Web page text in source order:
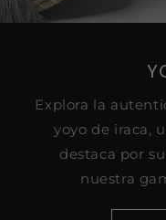
Explora la
yoyo de iraca,
destaca por
nuestra